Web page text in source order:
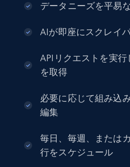
データニーズを平易
AIが即座にスクレイ
APIリクエストを実
を取得
必要に応じて組み込
編集
毎日、毎週、または
行をスケジュール